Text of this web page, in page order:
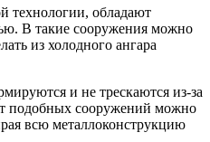
технологии, обладают
В такие сооружения можно
из холодного ангара
и не трескаются из-за
подобных сооружений можно
всю металлоконструкцию